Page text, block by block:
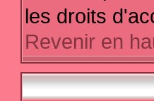
les droits
Revenir en